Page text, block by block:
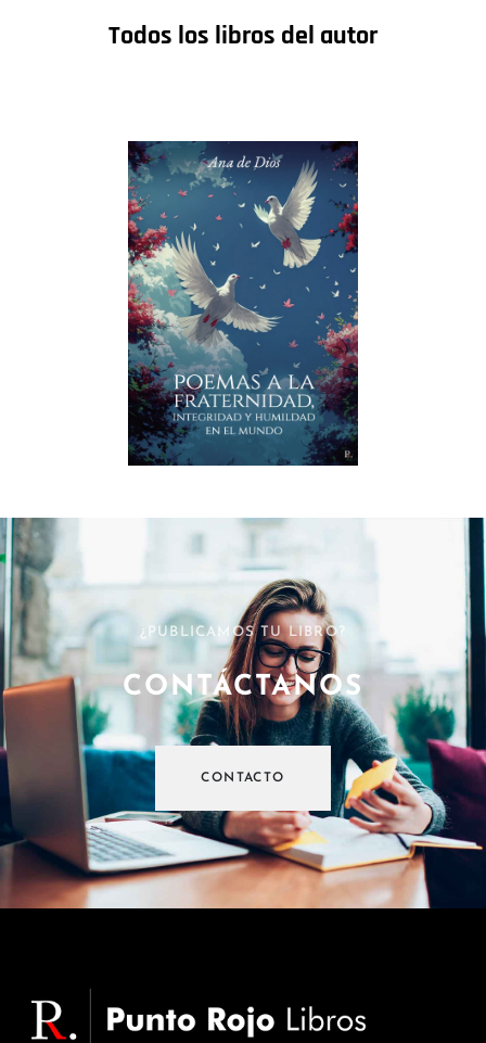
Todos los libros del autor
¿PUBLICAMOS TU LIBRO?
CONTÁCTANOS
CONTACTO